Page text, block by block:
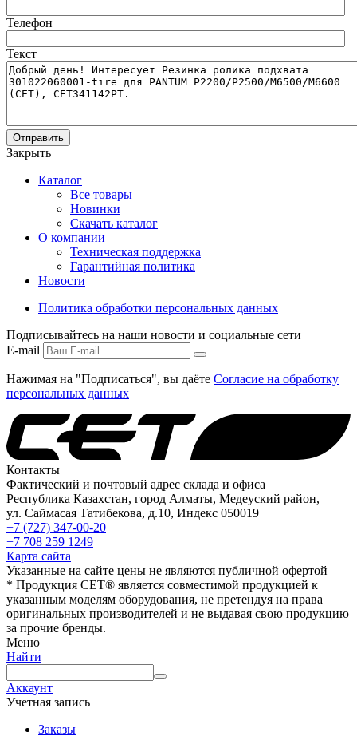
Телефон
Текст
Отправить
Закрыть
Каталог
Все товары
Новинки
Скачать каталог
О компании
Техническая поддержка
Гарантийная политика
Новости
Политика обработки персональных данных
Подписывайтесь на наши новости и социальные сети
E-mail
Нажимая на "Подписаться", вы даёте Согласие на обработку
персональных данных
Контакты
Фактический и почтовый адрес склада и офиса
Республика Казахстан, город Алматы, Медеуский район,
ул. Саймасая Татибекова, д.10, Индекс 050019
+7 (727) 347-00-20
+7 708 259 1249
Карта сайта
Указанные на сайте цены не являются публичной офертой
* Продукция СЕТ® является совместимой продукцией к
указанным моделям оборудования, не претендуя на права
оригинальных производителей и не выдавая свою продукцию
за прочие бренды.
Меню
Найти
Аккаунт
Учетная запись
Заказы